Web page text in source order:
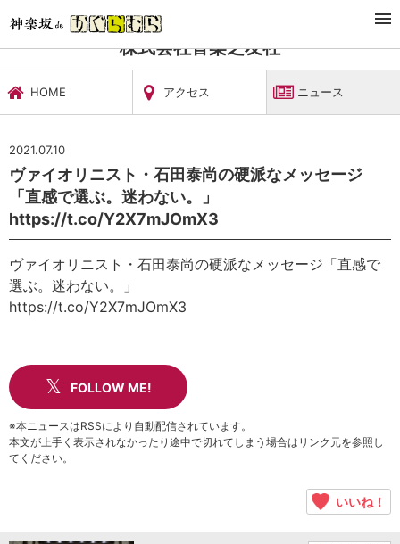
文化施設・ギャラリー
株式会社音楽之友社
HOME アクセス ニュース
2021.07.10
ヴァイオリニスト・石田泰尚の硬派なメッセージ
「直感で選ぶ。迷わない。」
https://t.co/Y2X7mJOmX3
ヴァイオリニスト・石田泰尚の硬派なメッセージ「直感で
選ぶ。迷わない。」
https://t.co/Y2X7mJOmX3
FOLLOW ME!
※本ニュースはRSSにより自動配信されています。
本文が上手く表示されなかったり途中で切れてしまう場合はリンク元を参照し
てください。
いいね！